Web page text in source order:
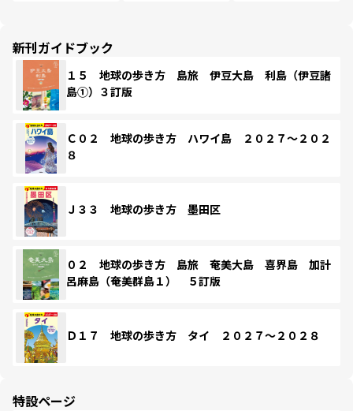
新刊ガイドブック
１５ 地球の歩き方 島旅 伊豆大島 利島（伊豆諸
島①）３訂版
Ｃ０２ 地球の歩き方 ハワイ島 ２０２７～２０２
８
Ｊ３３ 地球の歩き方 墨田区
０２ 地球の歩き方 島旅 奄美大島 喜界島 加計
呂麻島（奄美群島１） ５訂版
Ｄ１７ 地球の歩き方 タイ ２０２７～２０２８
特設ページ